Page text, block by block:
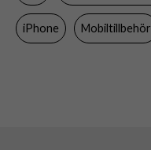
Material
Varumärke
iPhone Mobiltillbehör